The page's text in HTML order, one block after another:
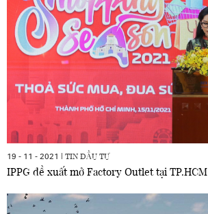
19 - 11 - 2021 | TIN ĐẦU TƯ
IPPG đề xuất mở Factory Outlet tại TP.HCM